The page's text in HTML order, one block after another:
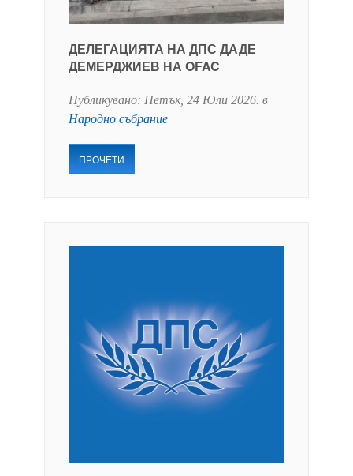
ДЕЛЕГАЦИЯТА НА ДПС ДАДЕ
ДЕМЕРДЖИЕВ НА OFAC
Публикувано: Петък, 24 Юли 2026. в
Народно събрание
ПРОЧЕТИ